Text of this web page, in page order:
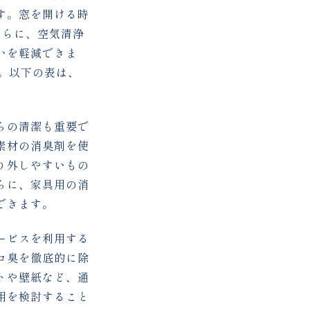
。窓を開ける時
に、空気清浄
軽減できま
下の表は、
の清潔も重要で
材の消臭剤を使
外しやすいもの
に、家具用の消
ます。
スを利用する
臭を徹底的に除
や壁紙など、通
検討すること